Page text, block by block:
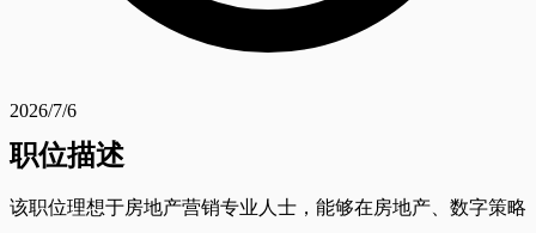
2026/7/6
职位描述
该职位理想于房地产营销专业人士，能够在房地产、数字策略